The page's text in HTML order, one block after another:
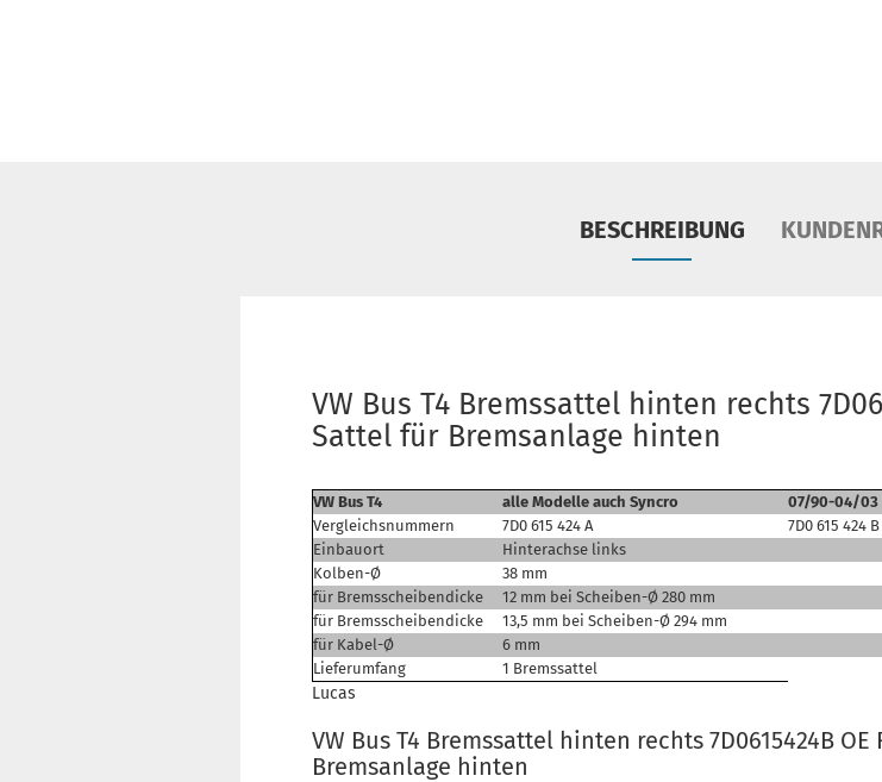
BESCHREIBUNG
VW Bus T4 Bremssattel hinten rechts
Sattel für Bremsanlage hinten
VW Bus T4 alle Modelle auch Syncro
07/90-04/03
Vergleichsnummern
7D0 615 424 A
7D0 615 424 B
Einbauort
Hinterachse links
Kolben-Ø
38 mm
für Bremsscheibendicke
12 mm bei Scheiben-Ø 280 mm
für Bremsscheibendicke
13,5 mm bei Scheiben-Ø 294 mm
für Kabel-Ø
6 mm
Lieferumfang
1 Bremssattel
Lucas
VW Bus T4 Bremssattel hinten rechts 7D0615424B
Bremsanlage hinten